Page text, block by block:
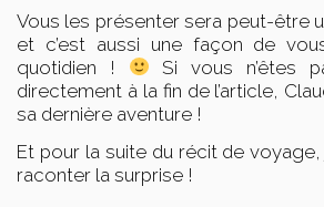
Vous les présenter sera peut-être
et c’est aussi une façon de
quotidien !
Si vous n’êtes
directement à la fin de l’article,
sa dernière aventure !
Et pour la suite du récit de voyage,
raconter la surprise !